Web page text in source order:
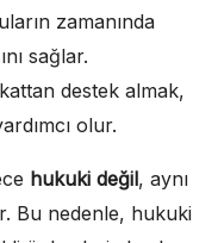
zamanında
sağlar.
destek almak,
olur.
hukuki değil, aynı
Bu nedenle, hukuki